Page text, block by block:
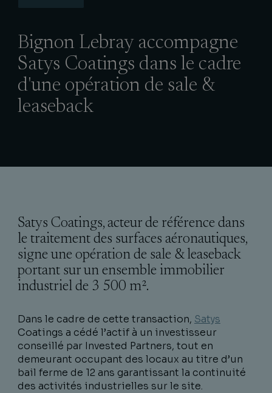
Bignon Lebray accompagne
Satys Coatings dans le cadre
d'une opération de sale &
leaseback
Satys Coatings, acteur de référence dans
le traitement des surfaces aéronautiques,
signe une opération de sale & leaseback
portant sur un ensemble immobilier
industriel de 3 500 m².
Dans le cadre de cette transaction, Satys
Coatings a cédé l’actif à un investisseur
conseillé par Invested Partners, tout en
demeurant occupant des locaux au titre d’un
bail ferme de 12 ans garantissant la continuité
des activités industrielles sur le site.